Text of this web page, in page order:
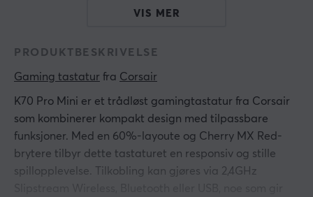
VIS MER
PRODUKTBESKRIVELSE
Gaming tastatur fra Corsair
K70 Pro Mini er et trådløst gamingtastatur fra Corsair
som kombinerer kompakt design med tilpassbare
funksjoner. Med en 60%-layoute og Cherry MX Red-
brytere tilbyr dette tastaturet en responsiv og stille
spillopplevelse. Tilkobling kan gjøres via 2,4GHz